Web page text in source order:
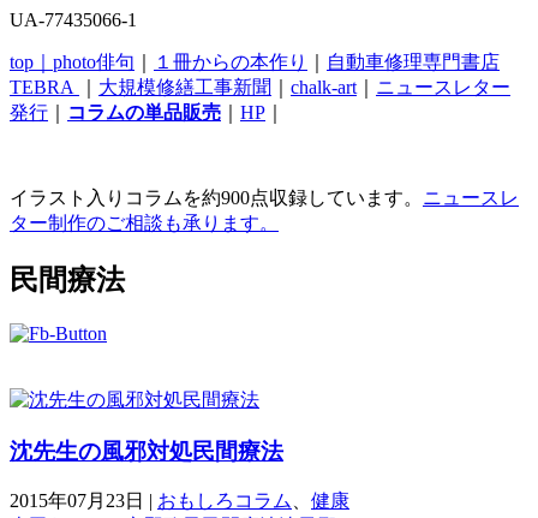
UA-77435066-1
top｜ photo俳句 １冊からの本作り
自動車修理専門書店
TEBRA
大規模修繕工事新聞 chalk-art
ニュースレター
発行
コラムの単品販売 HP
イラスト入りコラムを約900点収録しています。 ニュースレ
ター制作のご相談も承ります。
民間療法
沈先生の風邪対処民間療法
2015年07月23日 | おもしろコラム
健康